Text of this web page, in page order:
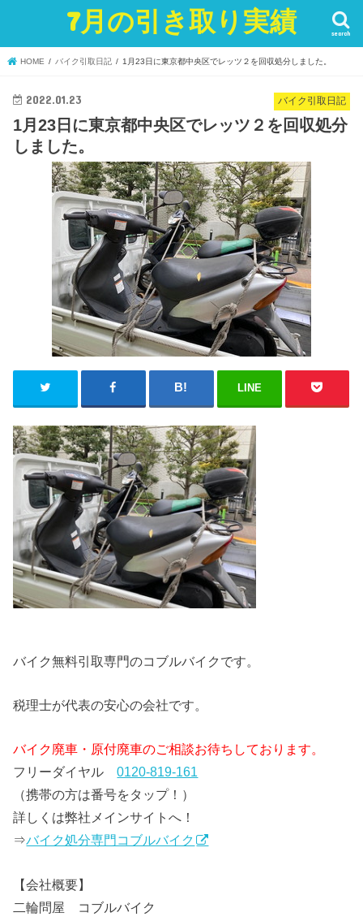
7月の引き取り実績 search
HOME バイク引取日記 1月23日に東京都中央区でレッツ２を回収処分しました。
バイク引取日記
2022.01.23
1月23日に東京都中央区でレッツ２を回収処分
しました。
LINE
バイク無料引取専門のコブルバイクです。
税理士が代表の安心の会社です。
バイク廃車・原付廃車のご相談お待ちしております。
フリーダイヤル0120-819-161
（携帯の方は番号をタップ！）
詳しくは弊社メインサイトへ！
⇒バイク処分専門コブルバイク
【会社概要】
二輪問屋 コブルバイク